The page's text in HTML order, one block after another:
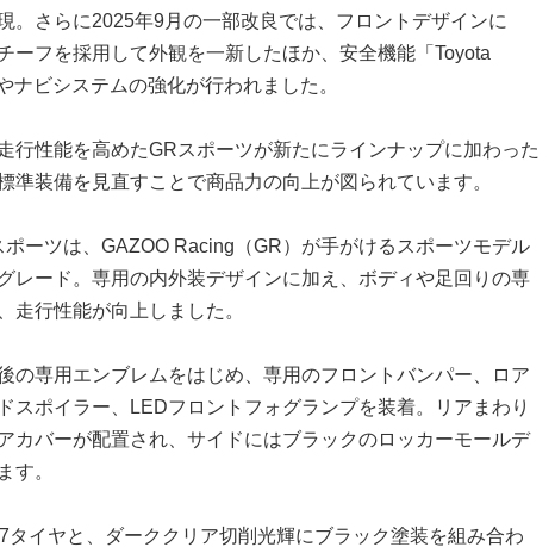
。さらに2025年9月の一部改良では、フロントデザインに
ーフを採用して外観を一新したほか、安全機能「Toyota
ナビシステムの強化が行われました。
行性能を高めたGRスポーツが新たにラインナップに加わった
準装備を見直すことで商品力の向上が図られています。
ーツは、GAZOO Racing（GR）が手がけるスポーツモデル
レード。専用の内外装デザインに加え、ボディや足回りの専
走行性能が向上しました。
の専用エンブレムをはじめ、専用のフロントバンパー、ロア
スポイラー、LEDフロントフォグランプを装着。リアまわり
カバーが配置され、サイドにはブラックのロッカーモールデ
す。
タイヤと、ダーククリア切削光輝にブラック塗装を組み合わ